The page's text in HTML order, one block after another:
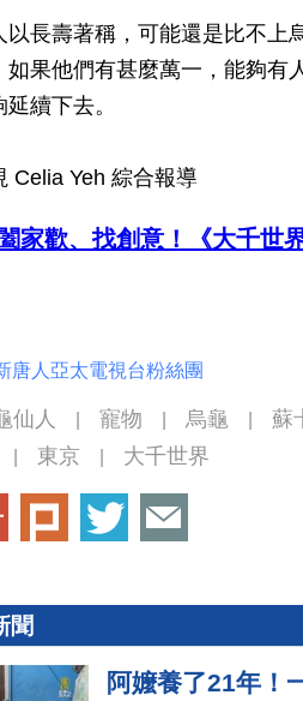
以長壽著稱，可能還是比不上
如果他們有甚麼萬一，能夠有
續下去。
Celia Yeh 綜合報導
家歡、找創意！《大千世
唐人亞太電視台粉絲團
仙人 寵物 烏龜 蘇
東京 大千世界
聞
阿嬤養了21年！